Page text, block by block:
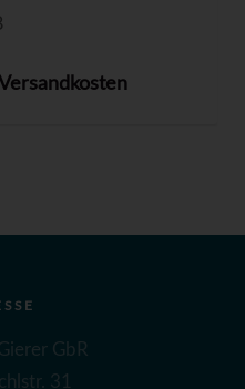
Versandkosten
GbR
31